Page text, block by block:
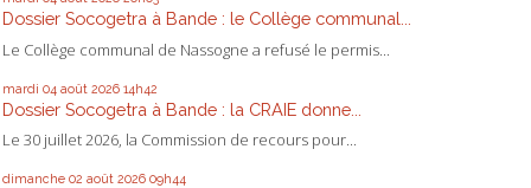
Dossier Socogetra à Bande : le Collège communal...
Le Collège communal de Nassogne a refusé le permis...
mardi 04 août 2026 14h42
Dossier Socogetra à Bande : la CRAIE donne...
Le 30 juillet 2026, la Commission de recours pour...
dimanche 02 août 2026 09h44